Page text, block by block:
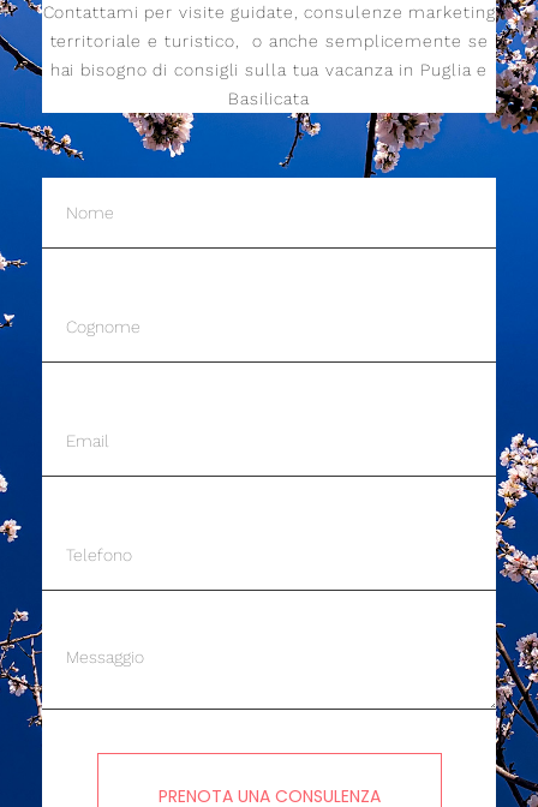
Contattami per visite guidate, consulenze marketing
territoriale e turistico, o anche semplicemente se
hai bisogno di consigli sulla tua vacanza in Puglia e
Basilicata
PRENOTA UNA CONSULENZA